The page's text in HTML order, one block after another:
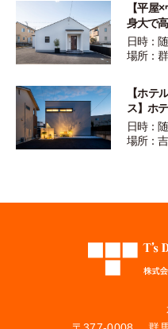
【平屋
身大で
日時：
場所：
【ホテ
ス】ホ
日時：
場所：